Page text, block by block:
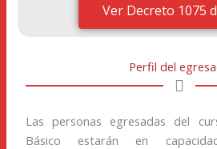
Ver Decreto 1075
Perfil del
Las personas egresadas del
Básico estarán en